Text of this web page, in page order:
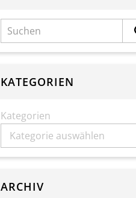
KATEGORIEN
Kategorien
ARCHIV